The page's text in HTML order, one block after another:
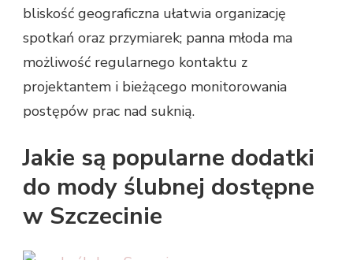
bliskość geograficzna ułatwia organizację
spotkań oraz przymiarek; panna młoda ma
możliwość regularnego kontaktu z
projektantem i bieżącego monitorowania
postępów prac nad suknią.
Jakie są popularne dodatki
do mody ślubnej dostępne
w Szczecinie